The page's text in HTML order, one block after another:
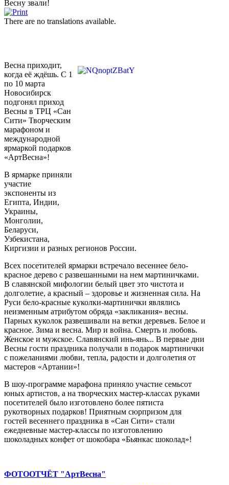
Весну звали!
There are no translations available.
Весна приходит,
когда её ждёшь. С 1
по 10 марта
Новосибирск
подгонял приход
Весны в ТРЦ «Сан
Сити» Творческим
марафоном и
международной
ярмаркой подарков
«АртВесна»!
В ярмарке приняли
участие
экспоненты из
Египта, Индии,
Украины,
Монголии,
Беларуси,
Узбекистана,
Киргизии и разных регионов России.
Всех посетителей ярмарки встречало весеннее бело-
красное дерево с развешанными на нем мартиничками.
В славянской мифологии белый цвет это чистота и
долголетие, а красный – здоровье и жизненная сила. На
Руси бело-красные куколки-мартинички являлись
неизменным атрибутом обряда «закликания» весны.
Парных куколок развешивали на ветки деревьев. Белое и
красное. Зима и весна. Мир и война. Смерть и любовь.
Женское и мужское. Славянский инь-янь... В первые дни
Весны гости праздника получали в подарок мартинички
с пожеланиями любви, тепла, радости и долголетия от
мастеров «Артании»!
В шоу-программе марафона приняло участие семьсот
юных артистов, а на творческих мастер-классах руками
посетителей было изготовлено более пятиста
рукотворных подарков! Приятным сюрпризом для
гостей весеннего праздника в «Сан Сити» стали
ежедневные мастер-классы по изготовлению
шоколадных конфет от шокобара «Бьянкас шоколад»!
ФОТООТЧЁТ "АртВесна"